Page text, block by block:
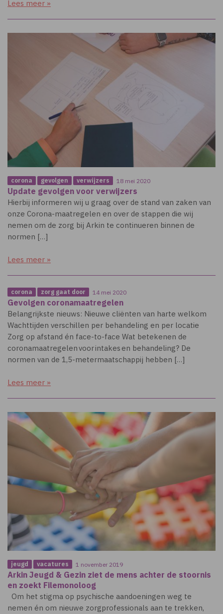
Lees meer »
corona gevolgen verwijzers 18 mei 2020
Update gevolgen voor verwijzers
Hierbij informeren wij u graag over de stand van zaken van
onze Corona-maatregelen en over de stappen die wij
nemen om de zorg bij Arkin te continueren binnen de
normen […]
Lees meer »
corona zorg gaat door 14 mei 2020
Gevolgen coronamaatregelen
Belangrijkste nieuws: Nieuwe cliënten van harte welkom
Wachttijden verschillen per behandeling en per locatie
Zorg op afstand én face-to-face Wat betekenen de
coronamaatregelen voor intakes en behandeling? De
normen van de 1,5-metermaatschappij hebben […]
Lees meer »
jeugd vacatures 1 november 2019
Arkin Jeugd & Gezin ziet de mens achter de stoornis
en zoekt Filemonoloog
Om het stigma op psychische aandoeningen weg te
nemen én om nieuwe zorgprofessionals aan te trekken,